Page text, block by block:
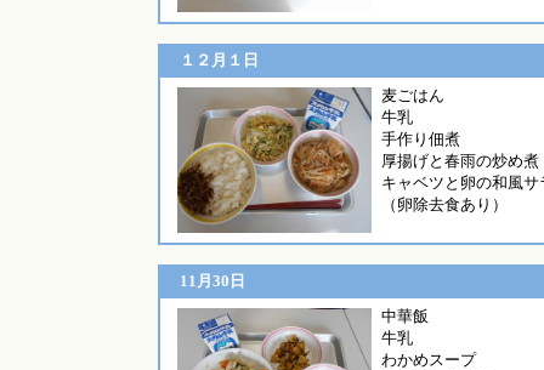
１２月１日
麦ごは
牛乳
手作り佃煮
厚揚げと春雨の炒め煮
キャベツと卵の和風サ
（卵除去食あり）
11月30日
中華
牛乳
わかめスープ